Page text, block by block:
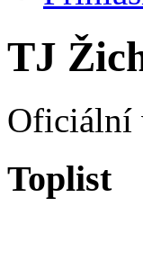
TJ
Oficiální
Toplist